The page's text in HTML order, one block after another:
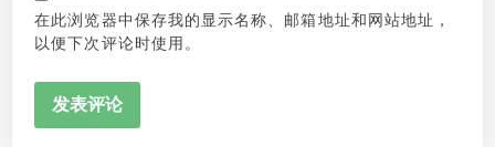
在此浏览器中保存我的显示名称、邮箱地址和网站地址，
以便下次评论时使用。